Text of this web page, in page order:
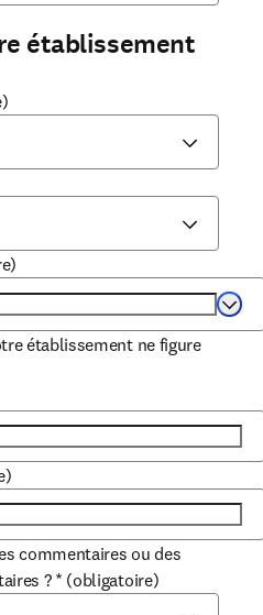
établissement
établissement ne figure
commentaires ou des
? * (obligatoire)